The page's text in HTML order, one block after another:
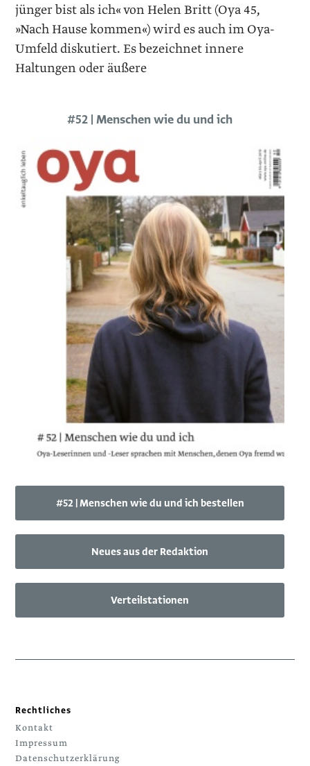
jünger bist als ich« von Helen Britt (Oya 45,
»Nach Hause kommen«) wird es auch im Oya-
Umfeld diskutiert. Es bezeichnet innere
Haltungen oder äußere
#52 | Menschen wie du und ich
#52 | Menschen wie du und ich bestellen
Neues aus der Redaktion
Verteilstationen
Rechtliches
Kontakt
Impressum
Datenschutzerklärung